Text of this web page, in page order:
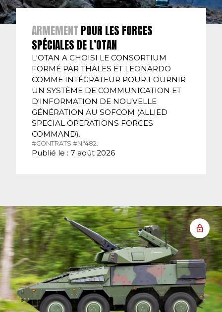
ARMEMENT POUR LES FORCES
SPÉCIALES DE L’OTAN
L'OTAN A CHOISI LE CONSORTIUM
FORMÉ PAR THALES ET LEONARDO
COMME INTÉGRATEUR POUR FOURNIR
UN SYSTÈME DE COMMUNICATION ET
D'INFORMATION DE NOUVELLE
GÉNÉRATION AU SOFCOM (ALLIED
SPECIAL OPERATIONS FORCES
COMMAND).
#CONTRATS. #N°482.
Publié le : 7 août 2026